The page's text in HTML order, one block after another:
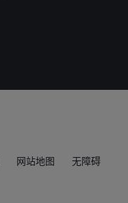
网站地图 无障碍